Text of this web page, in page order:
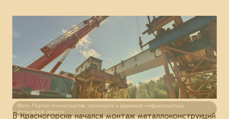
Фото: Портал Министерства транспорта и дорожной инфраструктуры
Московской области
В Красногорске начался монтаж металлоконструкций